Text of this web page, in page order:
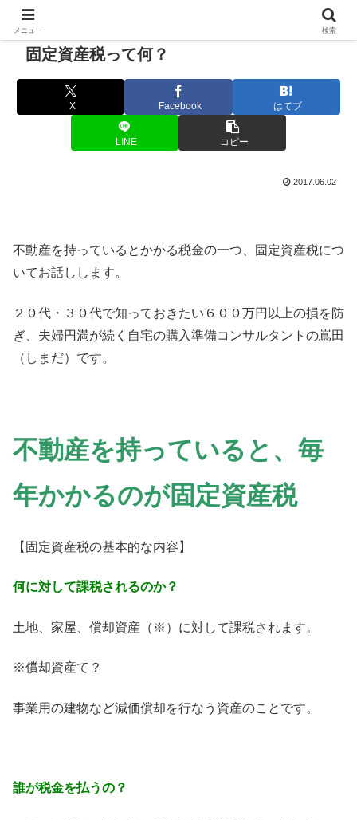
固定資産税って何？
X Facebook はてブ
LINE コピー
2017.06.02
不動産を持っているとかかる税金の一つ、固定資産税につ
いてお話しします。
２０代・３０代で知っておきたい６００万円以上の損を防
ぎ、夫婦円満が続く自宅の購入準備コンサルタントの嶌田
（しまだ）です。
不動産を持っていると、毎
年かかるのが固定資産税
【固定資産税の基本的な内容】
何に対して課税されるのか？
土地、家屋、償却資産（※）に対して課税されます。
※償却資産て？
事業用の建物など減価償却を行なう資産のことです。
誰が税金を払うの？
メニュー 検索